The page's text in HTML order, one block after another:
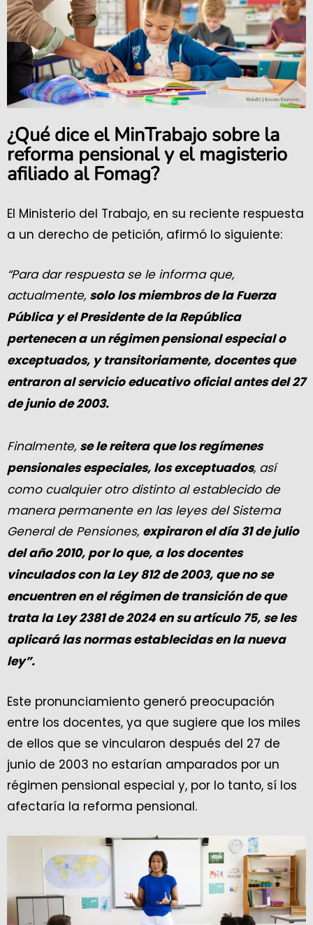
¿Qué dice el MinTrabajo sobre la
reforma pensional y el magisterio
afiliado al Fomag?
El Ministerio del Trabajo, en su reciente respuesta
a un derecho de petición, afirmó lo siguiente:
“Para dar respuesta se le informa que,
actualmente, solo los miembros de la Fuerza
Pública y el Presidente de la República
pertenecen a un régimen pensional especial o
exceptuados, y transitoriamente, docentes que
entraron al servicio educativo oficial antes del 27
de junio de 2003.
Finalmente, se le reitera que los regímenes
pensionales especiales, los exceptuados, así
como cualquier otro distinto al establecido de
manera permanente en las leyes del Sistema
General de Pensiones, expiraron el día 31 de julio
del año 2010, por lo que, a los docentes
vinculados con la Ley 812 de 2003, que no se
encuentren en el régimen de transición de que
trata la Ley 2381 de 2024 en su artículo 75, se les
aplicará las normas establecidas en la nueva
ley”.
Este pronunciamiento generó preocupación
entre los docentes, ya que sugiere que los miles
de ellos que se vincularon después del 27 de
junio de 2003 no estarían amparados por un
régimen pensional especial y, por lo tanto, sí los
afectaría la reforma pensional.